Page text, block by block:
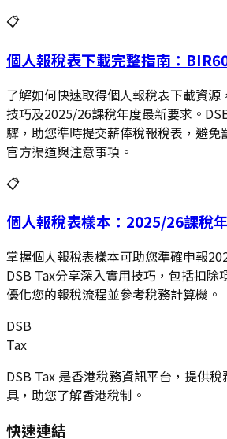
📋
個人報稅表下載完整指南：
了解如何快速取得個人報稅表下載資源
技巧及2025/26課稅年度最新要求。
驟，助您準時提交薪俸稅報稅表，避免
官方渠道與注意事項。
📋
個人報稅表樣本：2025/26課稅
掌握個人報稅表樣本可助您準確申報
DSB Tax分享深入實用技巧，包括扣除
優化您的報稅流程並參考稅務計算機。
DSB
Tax
DSB Tax 是香港稅務資訊平台，提供
具，助您了解香港稅制。
快速連結